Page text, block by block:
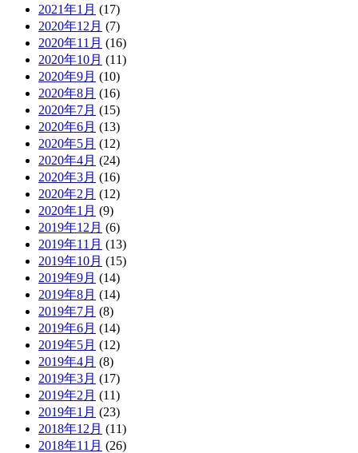
2021年1月 (17)
2020年12月 (7)
2020年11月 (16)
2020年10月 (11)
2020年9月 (10)
2020年8月 (16)
2020年7月 (15)
2020年6月 (13)
2020年5月 (12)
2020年4月 (24)
2020年3月 (16)
2020年2月 (12)
2020年1月 (9)
2019年12月 (6)
2019年11月 (13)
2019年10月 (15)
2019年9月 (14)
2019年8月 (14)
2019年7月 (8)
2019年6月 (14)
2019年5月 (12)
2019年4月 (8)
2019年3月 (17)
2019年2月 (11)
2019年1月 (23)
2018年12月 (11)
2018年11月 (26)